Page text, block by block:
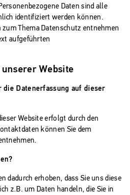
Daten sind alle
identifiziert werden können.
Thema Datenschutz entnehmen
aufgeführten
Website
Datenerfassung auf dieser
Website erfolgt durch den
können Sie dem
dadurch erhoben, dass Sie uns diese
z.B. um Daten handeln, die Sie in